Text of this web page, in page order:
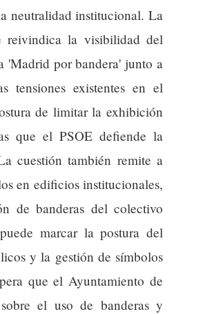
neutralidad institucional. La
reivindica la visibilidad del
por bandera' junto a
tensiones existentes en el
de limitar la exhibición
que el PSOE defiende la
cuestión también remite a
en edificios institucionales,
de banderas del colectivo
marcar la postura del
y la gestión de símbolos
que el Ayuntamiento de
el uso de banderas y